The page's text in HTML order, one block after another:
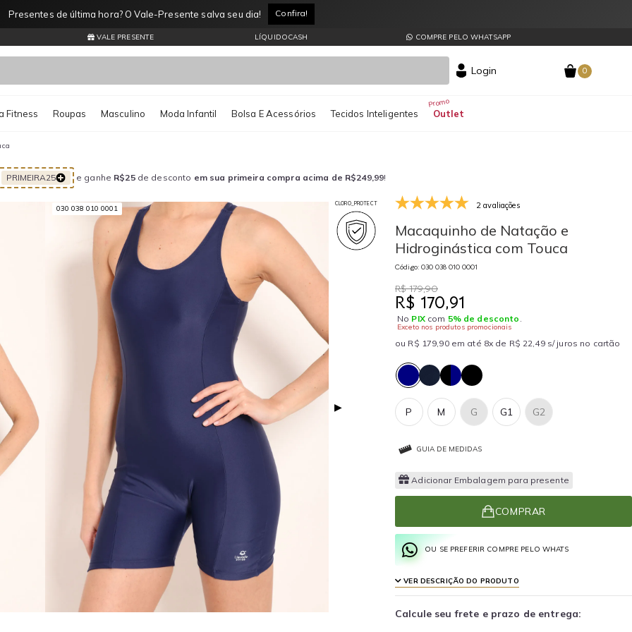
Presentes de última hora? O Vale-Presente salva seu dia! Confira!
VALE PRESENTE LÍQUIDOCASH COMPRE PELO WHATSAPP
Login 0
Bolsa E Acessórios
Masculino Moda Infantil
Roupas
Fitness Outlet
Tecidos Inteligentes
PRIMEIRA25 e ganhe R$25de desconto em sua primeira compra acima de R$249,99!
030 038 010 0001 030 038 010 0001
▶
2 avaliações
CLORO_PROTECT
Macaquinho de Natação e
Hidroginástica com Touca
Código: 030 038 010 0001
R$ 179,90
R$ 170,91
No PIXcom 5% de desconto .
Exceto nos produtos promocionais
ou R$ 179,90 em até 8x de R$ 22,49 s/ juros no cartão
P G G1 G2
M
GUIA DE MEDIDAS
Adicionar Embalagem para presente
COMPRAR
OU SE PREFERIR COMPRE PELO WHATS
VER DESCRIÇÃO DO PRODUTO
Calcule seu frete e prazo de entrega: